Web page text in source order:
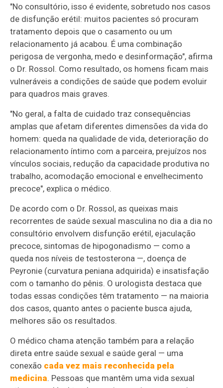
"No consultório, isso é evidente, sobretudo nos casos
de disfunção erétil: muitos pacientes só procuram
tratamento depois que o casamento ou um
relacionamento já acabou. É uma combinação
perigosa de vergonha, medo e desinformação", afirma
o Dr. Rossol. Como resultado, os homens ficam mais
vulneráveis a condições de saúde que podem evoluir
para quadros mais graves.
"No geral, a falta de cuidado traz consequências
amplas que afetam diferentes dimensões da vida do
homem: queda na qualidade de vida, deterioração do
relacionamento íntimo com a parceira, prejuízos nos
vínculos sociais, redução da capacidade produtiva no
trabalho, acomodação emocional e envelhecimento
precoce", explica o médico.
De acordo com o Dr. Rossol, as queixas mais
recorrentes de saúde sexual masculina no dia a dia no
consultório envolvem disfunção erétil, ejaculação
precoce, sintomas de hipogonadismo — como a
queda nos níveis de testosterona —, doença de
Peyronie (curvatura peniana adquirida) e insatisfação
com o tamanho do pênis. O urologista destaca que
todas essas condições têm tratamento — na maioria
dos casos, quanto antes o paciente busca ajuda,
melhores são os resultados.
O médico chama atenção também para a relação
direta entre saúde sexual e saúde geral — uma
conexão cada vez mais reconhecida pela
medicina. Pessoas que mantêm uma vida sexual